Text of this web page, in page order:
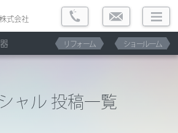
株式会社
リフォーム ショールーム
ャル 投稿一覧